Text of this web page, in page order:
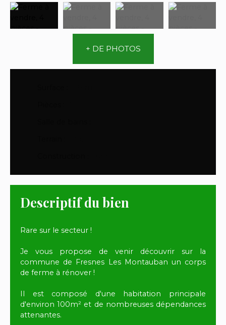
+ DE PHOTOS
Descriptif du bien
Rare sur le secteur !
Je vous propose de venir découvrir sur la
commune de Fresnes Les Montauban un corps
de ferme à rénover !
Il est composé d'une habitation principale
d'environ 100m² et de nombreuses dépendances
attenantes.